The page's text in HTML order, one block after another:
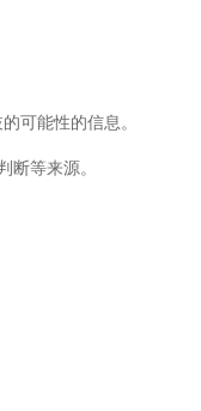
可能性的信息。
等来源。